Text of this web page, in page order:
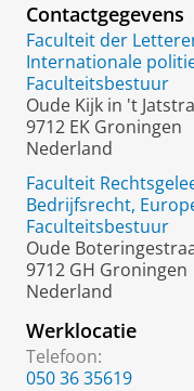
Contactgegevens
Faculteit der
Internationale
Faculteitsbestuur
Oude Kijk in 't
9712 EK Groningen
Nederland
Faculteit
Bedrijfsrecht,
Faculteitsbestuur
Oude
9712 GH Groningen
Nederland
Werklocatie
Telefoon:
050 36 35619